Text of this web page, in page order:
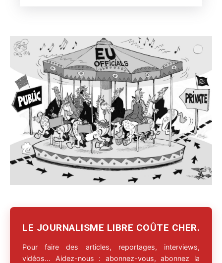
LE JOURNALISME LIBRE COÛTE CHER.
Pour faire des articles, reportages, interviews,
vidéos… Aidez-nous : abonnez-vous, abonnez la